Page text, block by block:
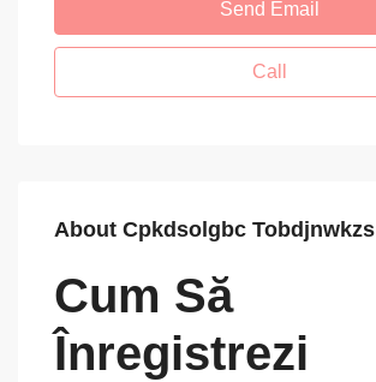
Send Email
Call
About Cpkdsolgbc Tobdjnwkzs
Cum Să
Înregistrezi